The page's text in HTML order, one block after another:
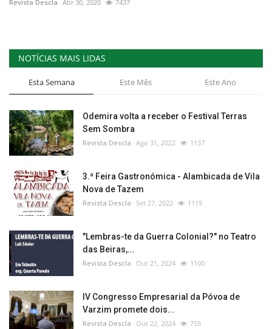
Revista Descla Abr 30, 2020 7437
NOTÍCIAS MAIS LIDAS
Esta Semana Este Mês Este Ano
Odemira volta a receber o Festival Terras
Sem Sombra
Revista Descla Ago 31, 2022 1137
3.ª Feira Gastronómica - Alambicada de Vila
Nova de Tazem
Revista Descla Set 27, 2022 1119
"Lembras-te da Guerra Colonial?" no Teatro
das Beiras,...
Revista Descla Out 21, 2024 1100
IV Congresso Empresarial da Póvoa de
Varzim promete dois...
Revista Descla Out 22, 2024 755